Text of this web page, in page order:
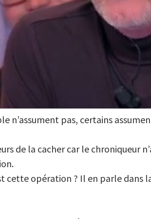
n’assument pas, certains
de la cacher car le chroniqueur
cette opération ? Il en parle dans